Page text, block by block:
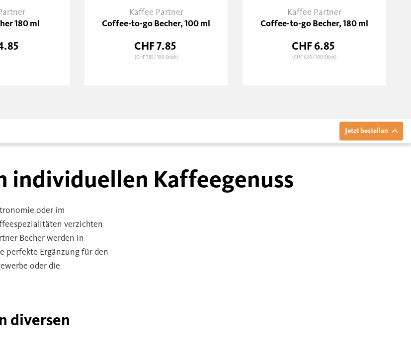
180 ml
Kaffee Partner
Coffee-to-go Becher, 100 ml
CHF 7.85
(CHF 7.85/ 100 Stück)
Kaffee Partner
Coffee-to-go Becher, 180 ml
CHF 6.85
(CHF 6.85/ 100 Stück)
Jetzt bestellen
individuellen Kaffeegenuss
oder im
verzichten
Becher werden in
perfekte Ergänzung für den
oder die
diversen